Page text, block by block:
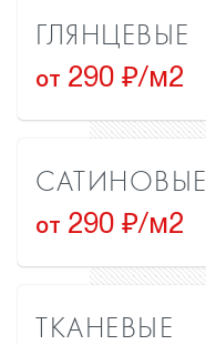
ГЛЯНЦЕВЫЕ
от 290 ₽/м2
САТИНОВЫЕ
от 290 ₽/м2
ТКАНЕВЫЕ